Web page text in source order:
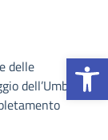
Apri la
delle
dell’Umbria